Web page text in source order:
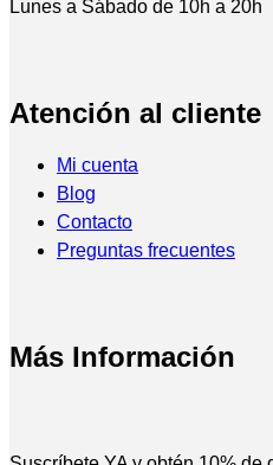
Lunes a Sábado de 10h a 20h
Atención al cliente
Mi cuenta
Blog
Contacto
Preguntas frecuentes
Más Información